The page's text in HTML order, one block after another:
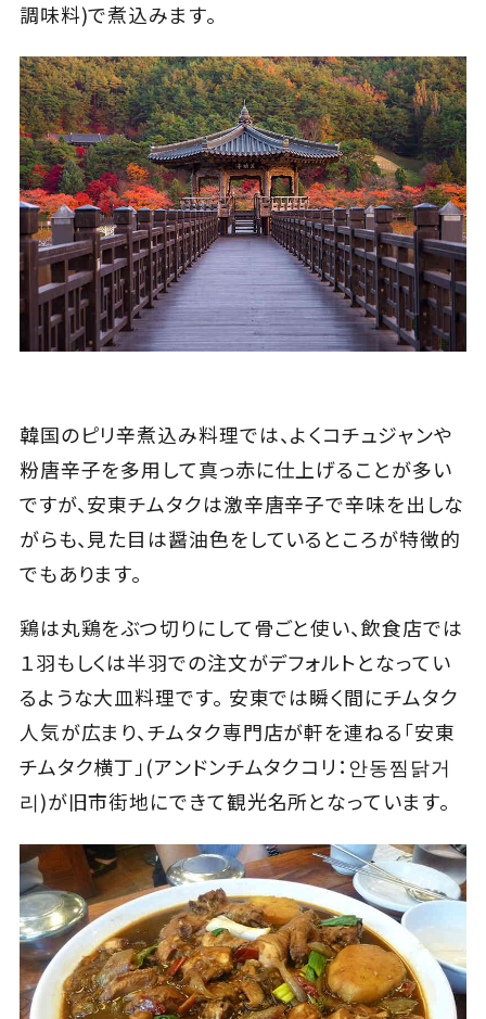
調味料)で煮込みます。
韓国のピリ辛煮込み料理では、よくコチュジャンや
粉唐辛子を多用して真っ赤に仕上げることが多い
ですが、安東チムタクは激辛唐辛子で辛味を出しな
がらも、見た目は醤油色をしているところが特徴的
でもあります。
鶏は丸鶏をぶつ切りにして骨ごと使い、飲食店では
１羽もしくは半羽での注文がデフォルトとなってい
るような大皿料理です。 安東では瞬く間にチムタク
人気が広まり、チムタク専門店が軒を連ねる「安東
チムタク横丁」(アンドンチムタクコリ：안동찜닭거
리)が旧市街地にできて観光名所となっています。